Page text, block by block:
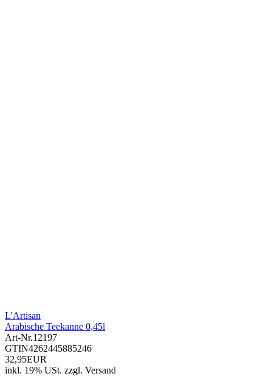
L'Artisan
Arabische Teekanne 0,45l
Art-Nr.12197
GTIN4262445885246
32,95EUR
inkl. 19% USt. zzgl. Versand